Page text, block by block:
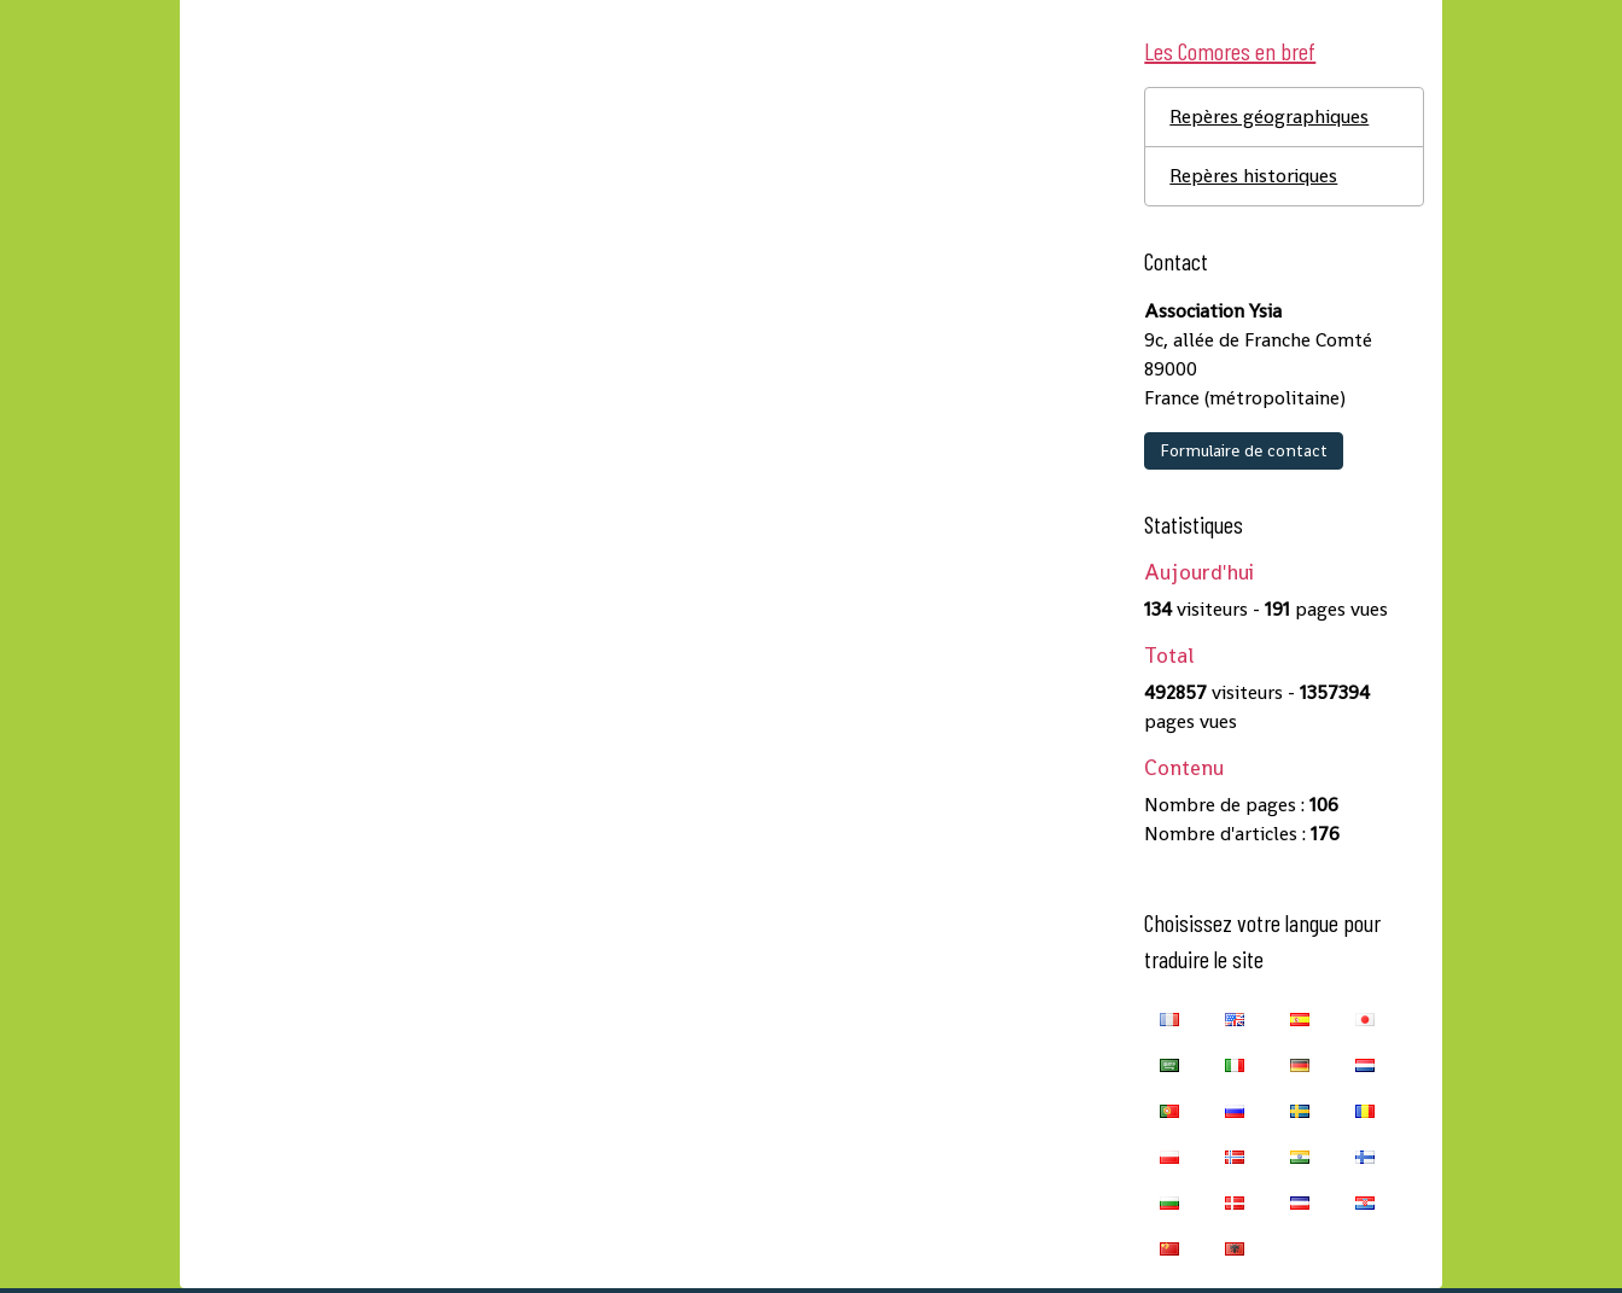
Les Comores en bref
Repères géographiques
Repères historiques
Contact
Association Ysia
9c, allée de Franche Comté
89000
France (métropolitaine)
Formulaire de contact
Statistiques
Aujourd'hui
134visiteurs -191 pages vues
Total
492857visiteurs -1357394
pages vues
Contenu
Nombre de pages :106
Nombre d'articles :176
Choisissez votre langue pour
traduire le site